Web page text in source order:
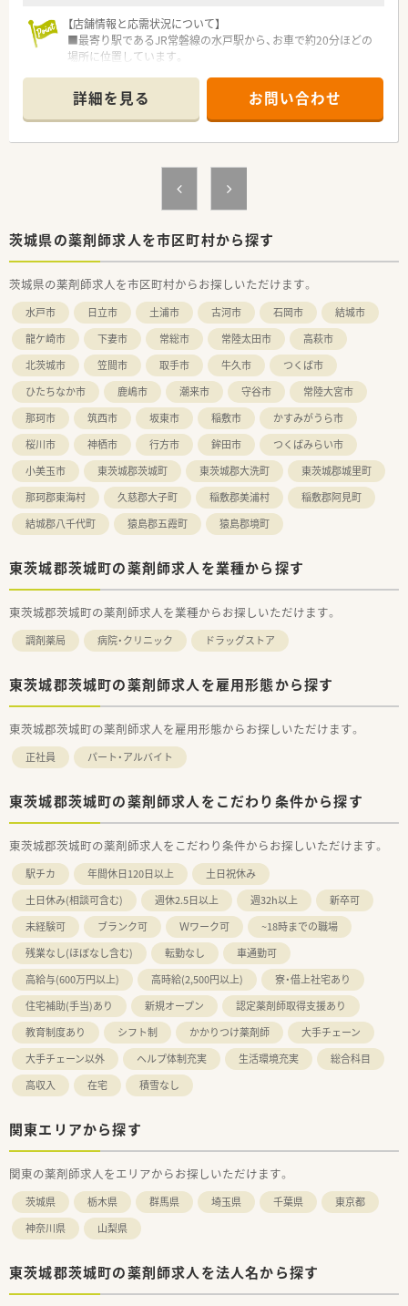
＼充実の研修制度／
◎新人研修：集合研修、現場研修、フォローアップ研修、等
薬剤師に必要な研修を用意！
【店舗情報と応需状況について】
■最寄り駅であるJR常磐線の水戸駅から、お車で約20分ほどの
場所に位置しています。
でほぼ全科に対応します。
■処方箋は1日100～150枚で、常時薬剤師6名と事務スタッフ6
名で分担しています。
■今後の更なるサービス向上を目指しており、組織体制を強化す
るための増員募集です。
■仕事と私生活の調和を図り、メリハリをつけて働きたいという
【求人情報について】
■薬剤師の正社員求人では大変希少な、完全週休2日制の土日祝
休みが魅力です。
■これまでのご経験やスキルを十分に考慮し、年収500万円～
550万円を提示します。
■住宅手当や家族手当、退職金制度など、生活を支える福利厚生
が整っています。
【職場環境と雰囲気】
■常時6名の薬剤師が勤務しており、お互いに協力し合えるサポ
ート体制が整っています。
■事務スタッフも6名と手厚く在籍しており、調剤補助などで薬
剤師の業務を支えます。
■患者様から身近な薬局として親しまれる、地域に密着した温か
い薬局を目指しています。
詳細を見る お問い合わせ
茨城県の薬剤師求人を市区町村から探す
茨城県の薬剤師求人を市区町村からお探しいただけます。
水戸市 日立市 土浦市 古河市 石岡市
結城市
龍ケ崎市
下妻市 常総市 常陸太田市
高萩市
北茨城市
笠間市 取手市 牛久市
つくば市
ひたちなか市
鹿嶋市 潮来市 守谷市
常陸大宮市
那珂市
筑西市 坂東市 稲敷市
かすみがうら市
桜川市
神栖市 行方市 鉾田市
つくばみらい市
小美玉市
東茨城郡茨城町 東茨城郡大洗町
東茨城郡城里町
那珂郡東海村
久慈郡大子町 稲敷郡美浦村
稲敷郡阿見町
結城郡八千代町
猿島郡五霞町 猿島郡境町
東茨城郡茨城町の薬剤師求人を業種から探す
東茨城郡茨城町の薬剤師求人を業種からお探しいただけます。
調剤薬局 病院・クリニック ドラッグストア
東茨城郡茨城町の薬剤師求人を雇用形態から探す
東茨城郡茨城町の薬剤師求人を雇用形態からお探しいただけます。
正社員 パート・アルバイト
東茨城郡茨城町の薬剤師求人をこだわり条件から探す
東茨城郡茨城町の薬剤師求人をこだわり条件からお探しいただけます。
駅チカ 年間休日120日以上
土日祝休み
土日休み(相談可含む)
週休2.5日以上 週32h以上
新卒可
未経験可
ブランク可 Ｗワーク可
~18時までの職場
残業なし(ほぼなし含む)
転勤なし
車通勤可
高給与(600万円以上)
高時給(2,500円以上)
寮・借上社宅あり
住宅補助(手当)あり
新規オープン
認定薬剤師取得支援あり
教育制度あり
シフト制 かかりつけ薬剤師
大手チェーン
大手チェーン以外
ヘルプ体制充実 生活環境充実
総合科目
高収入
在宅 積雪なし
関東エリアから探す
関東の薬剤師求人をエリアからお探しいただけます。
茨城県 栃木県 群馬県 埼玉県 千葉県
東京都
神奈川県
山梨県
東茨城郡茨城町の薬剤師求人を法人名から探す